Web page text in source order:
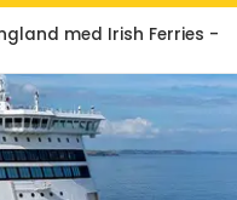
med Irish Ferries -